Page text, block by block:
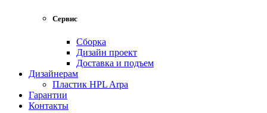
Сервис
Сборка
Дизайн проект
Доставка и подъем
Дизайнерам
Пластик HPL Arpa
Гарантии
Контакты